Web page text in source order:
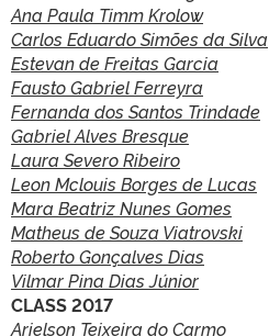
Ana Paula Timm Krolow
Carlos Eduardo Simões da Silva
Estevan de Freitas Garcia
Fausto Gabriel Ferreyra
Fernanda dos Santos Trindade
Gabriel Alves Bresque
Laura Severo Ribeiro
Leon Mclouis Borges de Lucas
Mara Beatriz Nunes Gomes
Matheus de Souza Viatrovski
Roberto Gonçalves Dias
Vilmar Pina Dias Júnior
CLASS 2017
Arielson Teixeira do Carmo